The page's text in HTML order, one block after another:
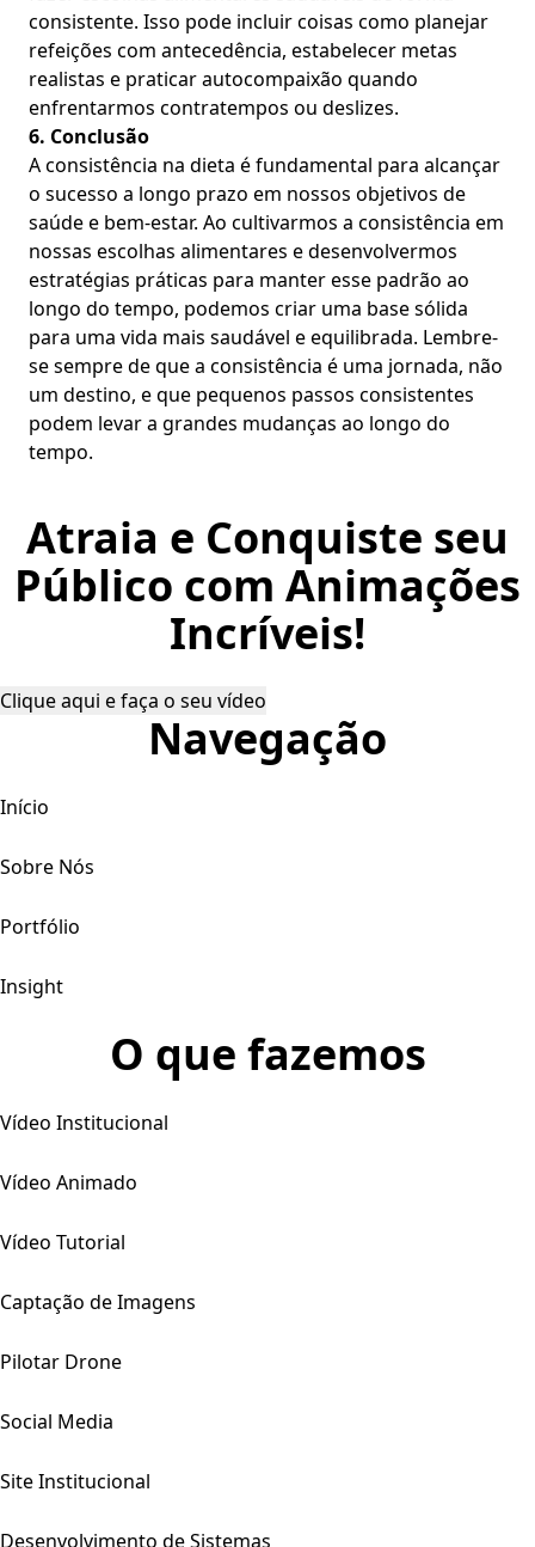
consistente. Isso pode incluir coisas como planejar
refeições com antecedência, estabelecer metas
realistas e praticar autocompaixão quando
enfrentarmos contratempos ou deslizes.
6. Conclusão
A consistência na dieta é fundamental para alcançar
o sucesso a longo prazo em nossos objetivos de
saúde e bem-estar. Ao cultivarmos a consistência em
nossas escolhas alimentares e desenvolvermos
estratégias práticas para manter esse padrão ao
longo do tempo, podemos criar uma base sólida
para uma vida mais saudável e equilibrada. Lembre-
se sempre de que a consistência é uma jornada, não
um destino, e que pequenos passos consistentes
podem levar a grandes mudanças ao longo do
tempo.
Atraia e Conquiste seu
Público com Animações
Incríveis!
Clique aqui e faça o seu vídeo
Navegação
Início
Sobre Nós
Portfólio
Insight
O que fazemos
Vídeo Institucional
Vídeo Animado
Vídeo Tutorial
Captação de Imagens
Pilotar Drone
Social Media
Site Institucional
Desenvolvimento de Sistemas